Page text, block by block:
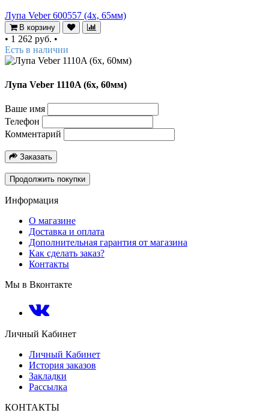
Лупа Veber 600557 (4х, 65мм)
В корзину
• 1 262 руб. •
Есть в наличии
Лупа Veber 1110A (6х, 60мм)
Ваше имя
Телефон
Комментарий
Заказать
Продолжить покупки
Информация
О магазине
Доставка и оплата
Дополнительная гарантия от магазина
Как сделать заказ?
Контакты
Мы в Вконтакте
Личный Кабинет
Личный Кабинет
История заказов
Закладки
Рассылка
КОНТАКТЫ